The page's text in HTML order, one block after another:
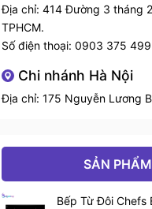
Tự
Mặt kính
Địa chỉ: 414 Đường 3 tháng
TPHCM.
Số điện thoại: 0903 375 499
Chi nhánh Hà Nội
Địa chỉ: 175 Nguyễn Lương
SẢN
Bếp Từ Đôi Chefs